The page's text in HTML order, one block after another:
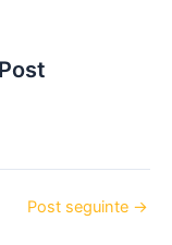
Post seguinte →